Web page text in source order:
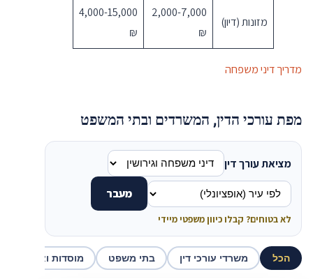
מזונות (דיון)
2,000-7,000
₪
4,000-15,000
₪
מדריך דיני משפחה
מפת עורכי הדין, המשרדים ובתי המשפט
מציאת עורך דין
מעבר
לא בטוחים? קבלו כיוון משפטי מיידי
הכל משרדי עורכי דין בתי משפט מוסדות ואכיפה